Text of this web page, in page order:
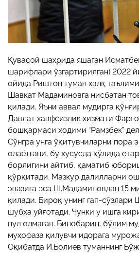
Қувасой шаҳрида яшаган
шарифлари ўзгартирилган) 2022
ойида Риштон туман халқ
Шавкат Мадаминовга нисбатан
қилади. Яъни аввал мудирга
Давлат хавфсизлик хизмати
бошқармаси ходими “Рамзбек”
Сўнгра унга ўқитувчиларни пора
олаётгани, бу хусусда қўлида
борлигини айтиб, қаматиб
қўрқитади. Мазкур далилларни
эвазига эса Ш.Мадаминовдан 15
қилади. Бироқ унинг гап-
шубҳа уйғотади. Чунки у ишга
пул олмаган. Бинобарин, бўлим
муҳофаза қилувчи идорага
Оқибатда И.Болиев туманнинг